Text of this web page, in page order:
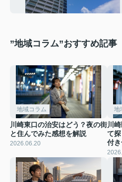
”地域コラム”おすすめ記事
地域コラム
川崎東口の治安はどう？夜の街
と住んでみた感想を解説
2026.06.20
地
川
て
付